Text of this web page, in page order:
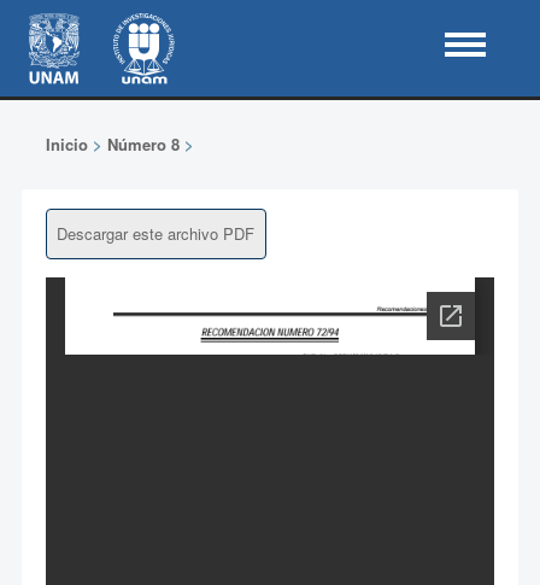
Inicio> Número 8>
Descargar este archivo PDF